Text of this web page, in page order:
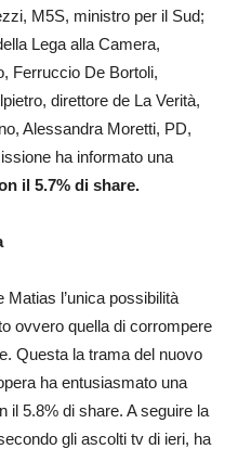
M5S, ministro per il Sud;
Lega alla Camera,
Ferruccio De Bortoli,
direttore de La Verità,
Alessandra Moretti, PD,
ha informato una
il 5.7% di share.
l’unica possibilità
ovvero quella di corrompere
Questa la trama del nuovo
ha entusiasmato una
il 5.8% di share. A seguire la
gli ascolti tv di ieri, ha